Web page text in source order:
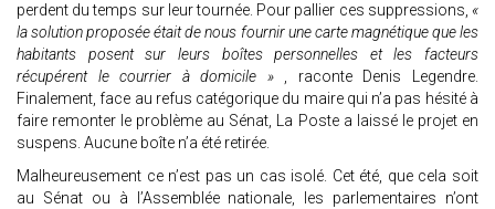
perdent du temps sur leur tournée. Pour pallier ces suppressions, «
la solution proposée était de nous fournir une carte magnétique que les
habitants posent sur leurs boîtes personnelles et les facteurs
récupérent le courrier à domicile » , raconte Denis Legendre.
Finalement, face au refus catégorique du maire qui n’a pas hésité à
faire remonter le problème au Sénat, La Poste a laissé le projet en
suspens. Aucune boîte n’a été retirée.
Malheureusement ce n’est pas un cas isolé. Cet été, que cela soit
au Sénat ou à l’Assemblée nationale, les parlementaires n’ont